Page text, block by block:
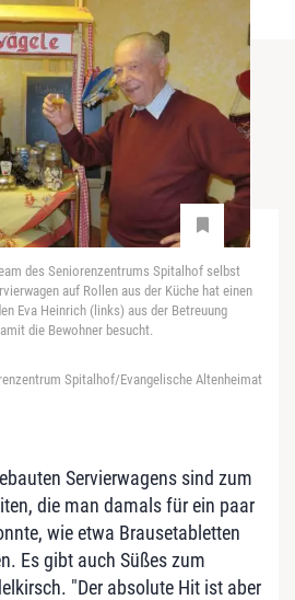
des Seniorenzentrums Spitalhof selbst
auf Rollen aus der Küche hat einen
Eva Heinrich (links) aus der Betreuung
die Bewohner besucht.
Spitalhof/Evangelische Altenheimat
Servierwagens sind zum
die man damals für ein paar
wie etwa Brausetabletten
Es gibt auch Süßes zum
"Der absolute Hit ist aber